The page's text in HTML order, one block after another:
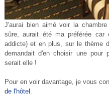
J'aurai bien aimé voir la
sûre, aurait été ma préférée
addicte) et en plus, sur le thème
demandait d'en choisir une
serait elle !
Pour en voir davantage, je vous
de l'hôtel .